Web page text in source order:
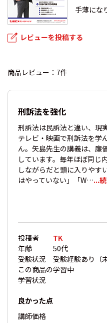
手薄にな
レビューを投稿する
商品レビュー：7件
刑訴法を強化
刑訴法は民訴法と違い、現
テレビ・映画で刑訴法を学
ん。矢島先生の講義は、廉
しています。毎年ほぼ同じ
しながらだと頭に入りやす
はやっていない」「W…...
投稿者
TK
年齢
50代
受験状況
受験経験あり（
この商品の
学習状況
学習中
良かった点
講師価格